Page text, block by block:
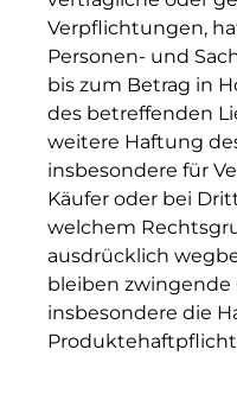
Verpflichtungen,
Personen- und
bis zum Betrag in
des betreffenden
weitere Haftung
insbesondere für
Käufer oder bei
welchem
ausdrücklich
bleiben
insbesondere die